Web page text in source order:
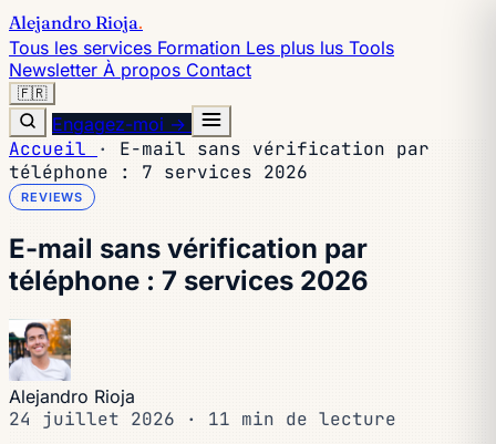
Alejandro Rioja.
Tous les services Formation Les plus lus Tools
Newsletter À propos Contact
🇫🇷
Engagez-moi →
Accueil ·
E-mail sans vérification par
téléphone : 7 services 2026
REVIEWS
E-mail sans vérification par
téléphone : 7 services 2026
Alejandro Rioja
24 juillet 2026 · 11 min de lecture